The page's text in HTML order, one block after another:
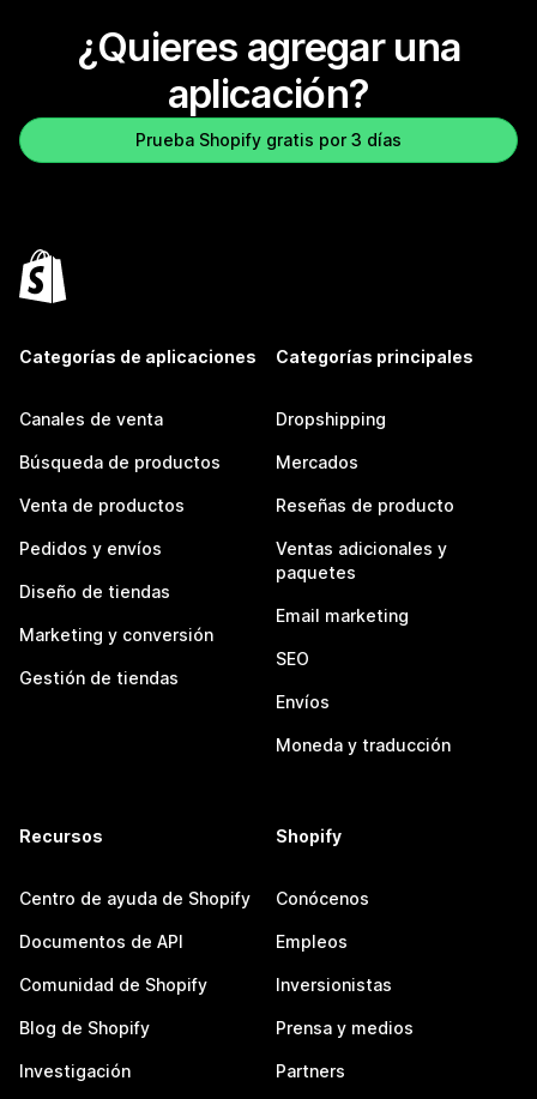
¿Quieres agregar una
aplicación?
Prueba Shopify gratis por 3 días
Categorías de aplicaciones
Canales de venta
Búsqueda de productos
Venta de productos
Pedidos y envíos
Diseño de tiendas
Marketing y conversión
Gestión de tiendas
Categorías principales
Dropshipping
Mercados
Reseñas de producto
Ventas adicionales y
paquetes
Email marketing
SEO
Envíos
Moneda y traducción
Recursos
Centro de ayuda de Shopify
Documentos de API
Comunidad de Shopify
Blog de Shopify
Investigación
Shopify
Conócenos
Empleos
Inversionistas
Prensa y medios
Partners